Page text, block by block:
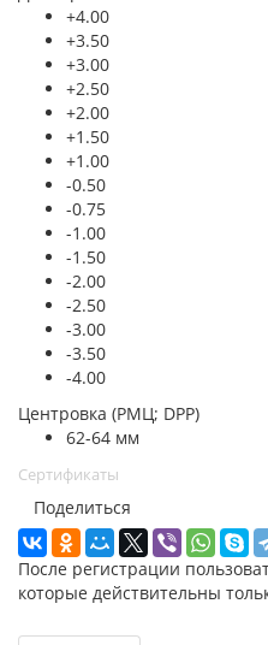
+4.00
+3.50
+3.00
+2.50
+2.00
+1.50
+1.00
-0.50
-0.75
-1.00
-1.50
-2.00
-2.50
-3.00
-3.50
-4.00
Центровка (РМЦ; DPP)
62-64 мм
Сертификаты
Поделиться
После регистрации
которые действительны